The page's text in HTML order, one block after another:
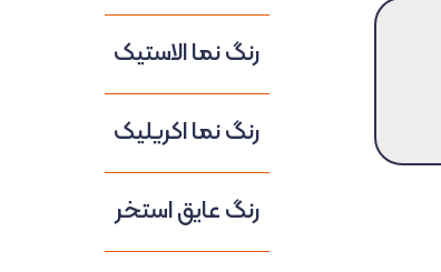
رنگ نما الاستیک
رنگ نما اکریلیک
رنگ عایق استخر